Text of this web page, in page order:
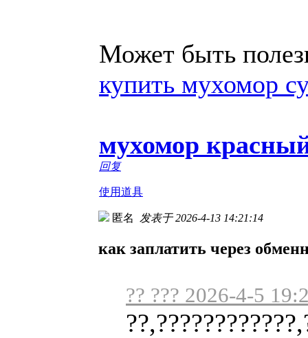
Может быть
купить мухомор
мухомор
回复
使用道具
匿名 发表于 2026-4-13 14:21:14
как заплатить через
?? ??? 2026-4-5